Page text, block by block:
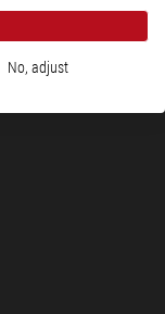
1-2 veckor
No, adjust